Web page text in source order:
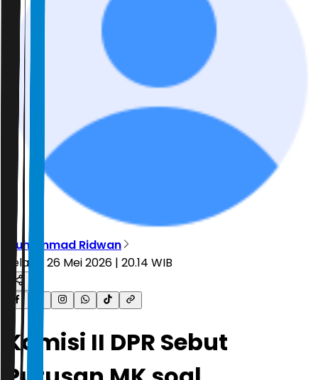
Muhammad Ridwan
Selasa, 26 Mei 2026 | 20.14 WIB
Komisi II DPR Sebut